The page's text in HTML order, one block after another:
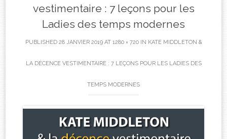
vestimentaire : 7 leçons pour les
Ladies des temps modernes
PUBLISHED 28 JANVIER 2019AT 1280 × 720IN KATE MIDDLETON &
LA DÉCENCE VESTIMENTAIRE : 7 LEÇONS POUR LES LADIES DES
TEMPS MODERNES